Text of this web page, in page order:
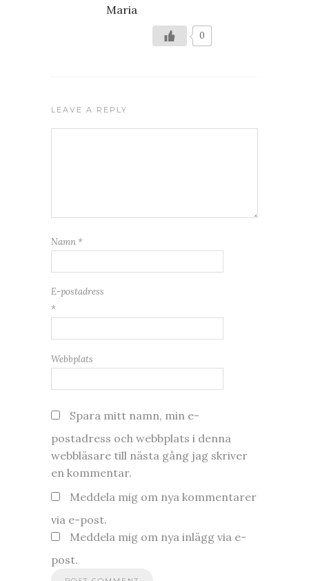
Maria
0
LEAVE A REPLY
Namn *
E-postadress
*
Webbplats
Spara mitt namn, min e-
postadress och webbplats i denna
webbläsare till nästa gång jag skriver
en kommentar.
Meddela mig om nya kommentarer
via e-post.
Meddela mig om nya inlägg via e-
post.